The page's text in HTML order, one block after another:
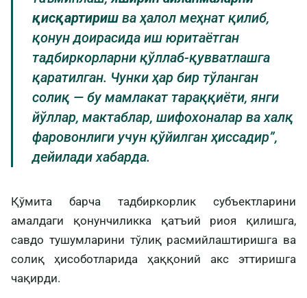
қисқартириш ва ҳалол меҳнат қилиб,
қонун доирасида иш юритаётган
тадбиркорларни қўллаб-қувватлашга
қаратилган. Чунки ҳар бир тўланган
солиқ — бу мамлакат тараққиёти, янги
йўллар, мактаблар, шифохоналар ва халқ
фаровонлиги учун қўйилган ҳиссадир”,
дейилади хабарда.
Қўмита барча тадбиркорлик субъектларини
амалдаги қонунчиликка қатъий риоя қилишга,
савдо тушумларини тўлиқ расмийлаштиришга ва
солиқ ҳисоботларида ҳаққоний акс эттиришга
чақирди.